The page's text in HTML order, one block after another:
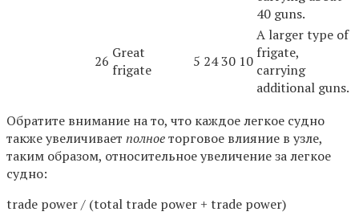
40 guns.
26 Great
frigate
5 2430 10
A larger type of
frigate,
carrying
additional guns.
Обратите внимание на то, что каждое легкое судно
также увеличивает полноеторговое влияние в узле,
таким образом, относительное увеличение за легкое
судно:
trade power / (total trade power + trade power)